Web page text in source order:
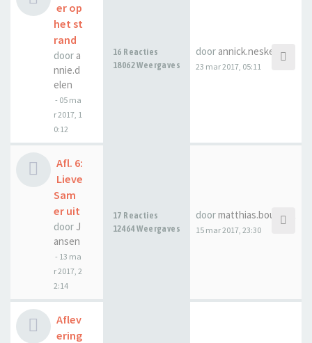
er op
het st
rand
door a
nnie.d
elen
- 05 ma
r 2017, 1
0:12
16 Reacties
18062 Weergaves
door annick.neskens
23 mar 2017, 05:11
Afl. 6:
Lieve
Sam
er uit
door J
ansen
- 13 ma
r 2017, 2
2:14
17 Reacties
12464 Weergaves
doormatthias.bouquet
15 mar 2017, 23:30
Aflev
ering